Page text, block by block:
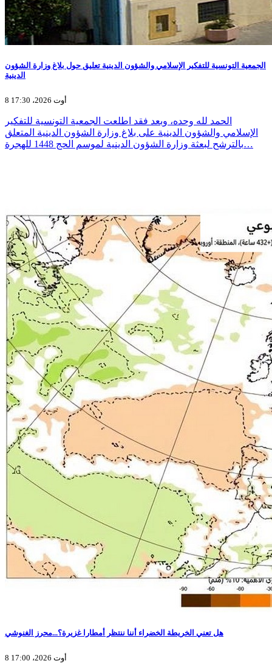
الجمعية التونسية للتفكير الإسلامي والشؤون الدينية تعليق حول بلاغ وزارة الشؤون
الدينية
8 أوت 2026، 17:30
الحمد لله وحده، وبعد فقد اطلعت الجمعية التونسية للتفكير
الإسلامي والشؤون الدينية على بلاغ وزارة الشؤون الدينية المتعلق
بالترشح لبعثة وزارة الشؤون الدينية لموسم الحج 1448 للهجرة…
هل تعني الخريطة الخضراء أننا ننتظر أمطارا غزيرة؟...محرز الغنوشي
8 أوت 2026، 17:00